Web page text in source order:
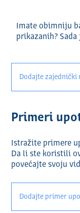
Imate obimniju
prikazanih?
Dodajte zajednički
Primeri
Istražite primere
Da li ste koristili
povećajte svoju
Dodajte primer